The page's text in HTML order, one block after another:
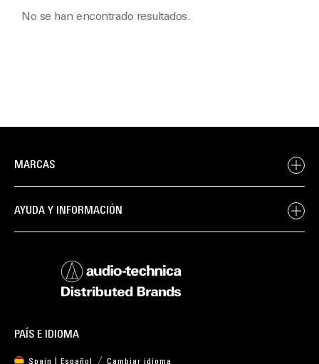
No se han encontrado resultados.
MARCAS
AYUDA Y INFORMACIÓN
PAÍS E IDIOMA
Spain | Español Cambiar idioma